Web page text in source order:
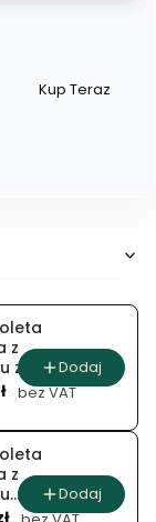
Kup Teraz
z
z
bez VAT
Dodaj
z
Dodaj